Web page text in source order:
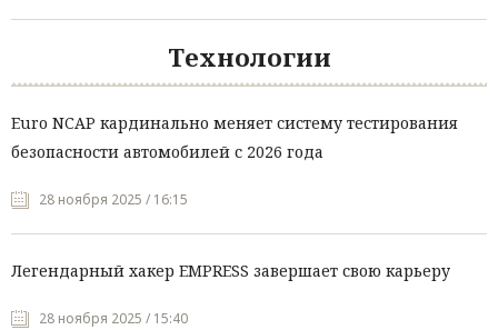
Технологии
Euro NCAP кардинально меняет систему тестирования
безопасности автомобилей с 2026 года
28 ноября 2025 / 16:15
Легендарный хакер EMPRESS завершает свою карьеру
28 ноября 2025 / 15:40